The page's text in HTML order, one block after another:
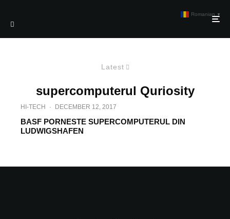
Latest
supercomputerul Quriosity
HI-TECH · DECEMBER 12, 2017
BASF PORNESTE SUPERCOMPUTERUL DIN
LUDWIGSHAFEN
Romanian ▼